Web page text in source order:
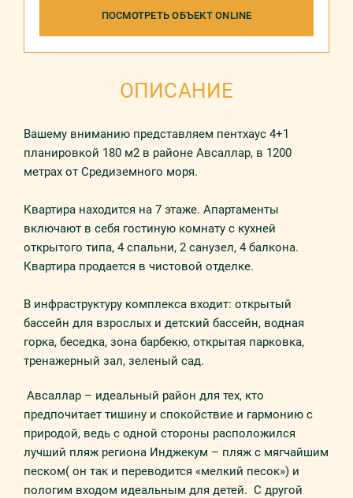
ПОСМОТРЕТЬ ОБЪЕКТ ONLINE
ОПИСАНИЕ
Вашему вниманию представляем пентхаус 4+1
планировкой 180 м2 в районе Авсаллар, в 1200
метрах от Средиземного моря.
Квартира находится на 7 этаже. Апартаменты
включают в себя гостиную комнату с кухней
открытого типа, 4 спальни, 2 санузел, 4 балкона.
Квартира продается в чистовой отделке.
В инфраструктуру комплекса входит: открытый
бассейн для взрослых и детский бассейн, водная
горка, беседка, зона барбекю, открытая парковка,
тренажерный зал, зеленый сад.
Авсаллар – идеальный район для тех, кто
предпочитает тишину и спокойствие и гармонию с
природой, ведь с одной стороны расположился
лучший пляж региона Инджекум – пляж с мягчайшим
песком( он так и переводится «мелкий песок») и
пологим входом идеальным для детей. С другой